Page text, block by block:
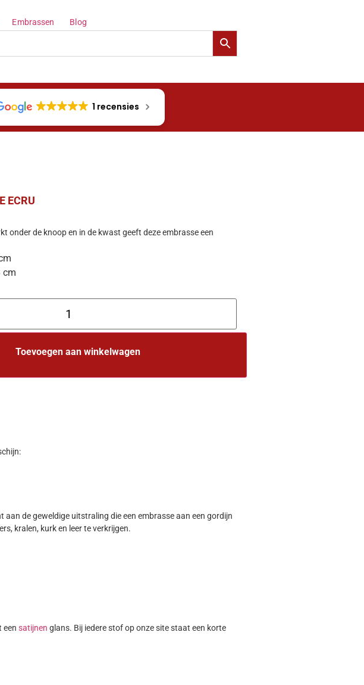
Embrassen Blog
1 recensies
ECRU
onder de knoop en in de kwast geeft deze embrasse een
cm
Toevoegen aan winkelwagen
de geweldige uitstraling die een embrasse aan een gordijn
kralen, kurk en leer te verkrijgen.
een satijnen glans. Bij iedere stof op onze site staat een korte